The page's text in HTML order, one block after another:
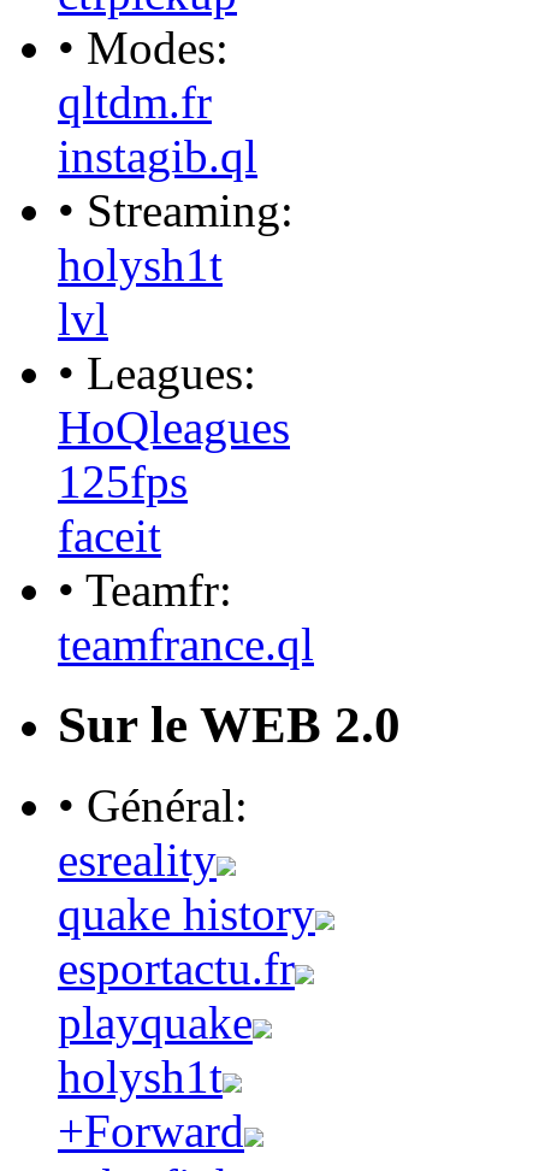
• Modes:
qltdm.fr
instagib.ql
• Streaming:
holysh1t
lvl
• Leagues:
HoQleagues
125fps
faceit
• Teamfr:
teamfrance.ql
Sur le WEB 2.0
• Général:
esreality
quake history
esportactu.fr
playquake
holysh1t
+Forward